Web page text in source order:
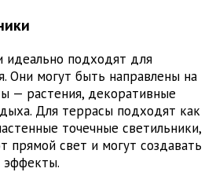
идеально подходят для
Они могут быть направлены на
— растения, декоративные
Для террасы подходят как
точечные светильники,
прямой свет и могут создавать
эффекты.